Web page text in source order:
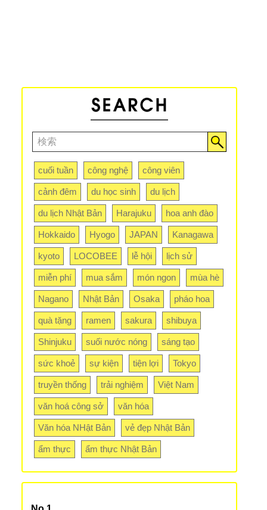
cuối tuần công nghệ công viên
cảnh đêm du học sinh du lịch
du lịch Nhật Bản Harajuku hoa anh đào
Hokkaido Hyogo JAPAN Kanagawa
kyoto LOCOBEE lễ hội lịch sử
miễn phí mua sắm món ngon mùa hè
Nagano Nhật Bản Osaka pháo hoa
quà tặng ramen sakura shibuya
Shinjuku suối nước nóng sáng tạo
sức khoẻ sự kiện tiện lợi Tokyo
truyền thống trải nghiệm Việt Nam
văn hoá công sở văn hóa
Văn hóa NHật Bản vẻ đẹp Nhật Bản
ẩm thực ẩm thực Nhật Bản